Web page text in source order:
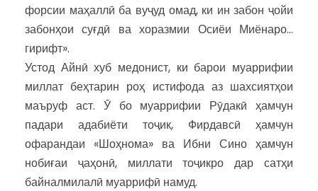
форсии маҳаллӣ ба вуҷуд омад, ки ин забон ҷойи
забонҳои суғдӣ ва хоразмии Осиёи Миёнаро…
гирифт».
Устод Айнӣ хуб медонист, ки барои муаррифии
миллат беҳтарин роҳ истифода аз шахсиятҳои
маъруф аст. Ӯ бо муаррифии Рӯдакӣ ҳамчун
падари адабиёти тоҷик, Фирдавсӣ ҳамчун
офарандаи «Шоҳнома» ва Ибни Сино ҳамчун
нобиғаи ҷаҳонӣ, миллати тоҷикро дар сатҳи
байналмилалӣ муаррифӣ намуд.